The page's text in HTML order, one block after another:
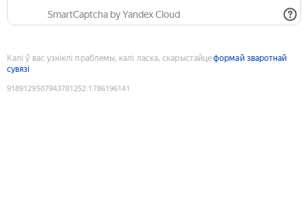
SmartCaptcha by Yandex Cloud
Калі ў вас узніклі праблемы, калі ласка, скарыстайцеформай зваротнай
сувязі
9189129507943781252:1786196141